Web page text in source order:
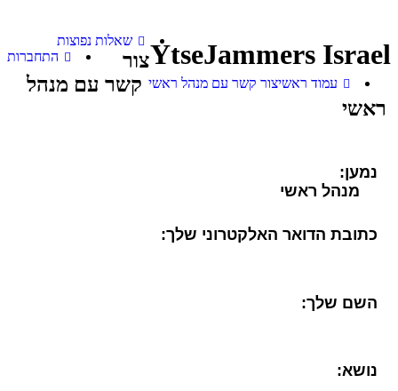
YtseJammers Israel
שאלות נפוצות
התחברות
עמוד ראשיצור קשר עם מנהל ראשי
צור
קשר עם מנהל
ראשי
נמען:
מנהל ראשי
כתובת הדואר האלקטרוני שלך:
השם שלך:
נושא: